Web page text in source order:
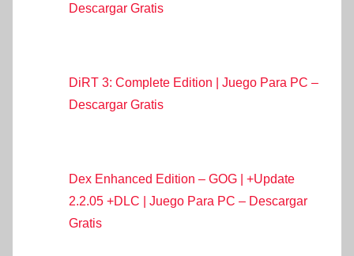
Descargar Gratis
DiRT 3: Complete Edition | Juego Para PC –
Descargar Gratis
Dex Enhanced Edition – GOG | +Update
2.2.05 +DLC | Juego Para PC – Descargar
Gratis